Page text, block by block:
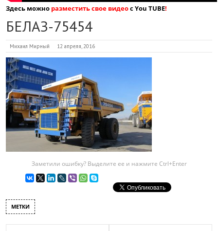
Здесь можно разместить свое видеос You TUBE!
БЕЛАЗ-75454
Михаил Мирный 12 апреля, 2016
Заметили ошибку? Выделите ее и нажмите Ctrl+Enter
МЕТКИ